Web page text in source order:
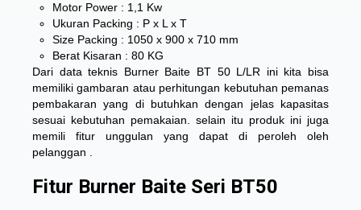
Motor Power : 1,1 Kw
Ukuran Packing : P x L x T
Size Packing : 1050 x 900 x 710 mm
Berat Kisaran : 80 KG
Dari data teknis Burner Baite BT 50 L/LR ini kita bisa
memiliki gambaran atau perhitungan kebutuhan pemanas
pembakaran yang di butuhkan dengan jelas kapasitas
sesuai kebutuhan pemakaian. selain itu produk ini juga
memili fitur unggulan yang dapat di peroleh oleh
pelanggan .
Fitur Burner Baite Seri BT50